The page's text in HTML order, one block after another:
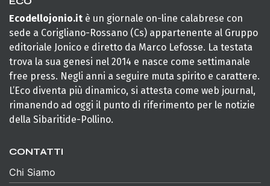
Ecodellojonio.it è un giornale on-line calabrese con
sede a Corigliano-Rossano (Cs) appartenente al Gruppo
editoriale Jonico e diretto da Marco Lefosse. La testata
trova la sua genesi nel 2014 e nasce come settimanale
free press. Negli anni a seguire muta spirito e carattere.
L’Eco diventa più dinamico, si attesta come web journal,
rimanendo ad oggi il punto di riferimento per le notizie
della Sibaritide-Pollino.
CONTATTI
Chi Siamo